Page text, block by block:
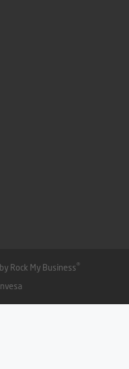
Rock My Business®